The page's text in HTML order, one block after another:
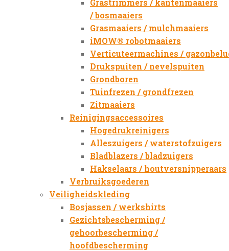
Grastrimmers / kantenmaaiers
/ bosmaaiers
Grasmaaiers / mulchmaaiers
iMOW® robotmaaiers
Verticuteermachines /
Drukspuiten / nevelspuiten
Grondboren
Tuinfrezen / grondfrezen
Zitmaaiers
Reinigingsaccessoires
Hogedrukreinigers
Alleszuigers / waterstofzuigers
Bladblazers / bladzuigers
Hakselaars / houtversnipperaars
Verbruiksgoederen
Veiligheidskleding
Bosjassen / werkshirts
Gezichtsbescherming /
gehoorbescherming /
hoofdbescherming